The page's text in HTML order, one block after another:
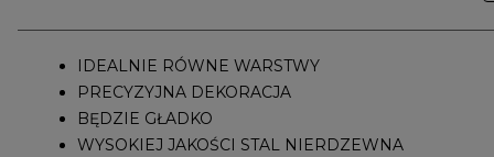
IDEALNIE RÓWNE WARSTWY
PRECYZYJNA DEKORACJA
BĘDZIE GŁADKO
WYSOKIEJ JAKOŚCI STAL NIERDZEWNA